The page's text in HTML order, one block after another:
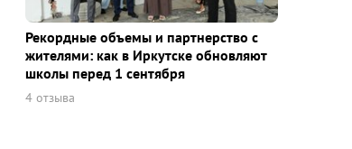
Рекордные объемы и партнерство с
жителями: как в Иркутске обновляют
школы перед 1 сентября
4 отзыва